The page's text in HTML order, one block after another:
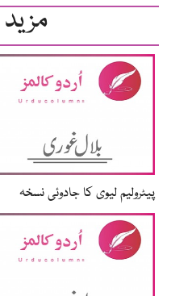
مزید
پیٹرولیم لیوی کا جادوئی نسخہ